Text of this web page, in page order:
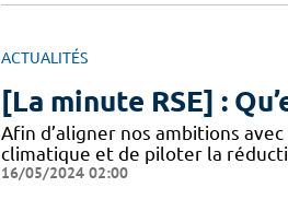
ACTUALITÉS
[La minute RSE] :
Afin d’aligner nos ambitions
climatique et de piloter la
16/05/2024 02:00